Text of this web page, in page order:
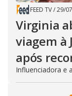
FEED TV/29/
Virginia
viagem à
após
Influenciadora e